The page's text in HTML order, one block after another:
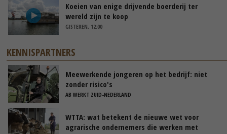
Koeien van enige drijvende boerderij ter
wereld zijn te koop
GISTEREN, 12:00
KENNISPARTNERS
Meewerkende jongeren op het bedrijf: niet
zonder risico's
AB WERKT ZUID-NEDERLAND
WTTA: wat betekent de nieuwe wet voor
agrarische ondernemers die werken met